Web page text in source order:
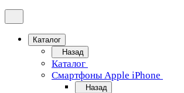
Каталог
Назад
Каталог
Смартфоны Apple iPhone
Назад